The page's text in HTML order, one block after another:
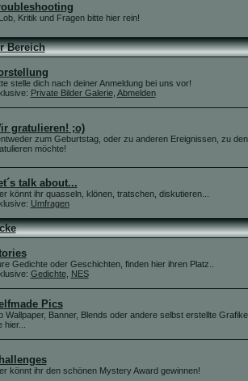
Kritik und Fragen bitte hier rein!
Bereich
stelle dich nach deiner Anmeldung bei uns vor!
Private Bilder Galerie, Abmelden
gratulieren! ;o)
zum Geburtstag, oder zu anderen Ereignissen, zu
möchte!
talk about...
könnt ihr quasseln, klönen, tratschen, diskutieren...
Umfragen
Gedichte oder Geschichten, finden hier ihren Platz..
Gedichte, NES
Pics
Wallpaper, Banner, Blends oder andere selbst erstellte
hier...
könnt ihr den schönen Mystery Award gewinnen!